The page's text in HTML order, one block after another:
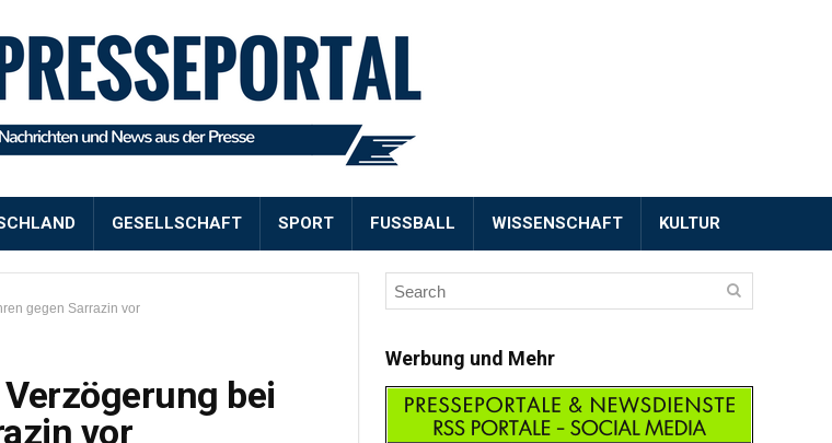
GESELLSCHAFT SPORT FUSSBALL WISSENSCHAFT KULTUR
gegen Sarrazin vor
bei
vor
Werbung und Mehr